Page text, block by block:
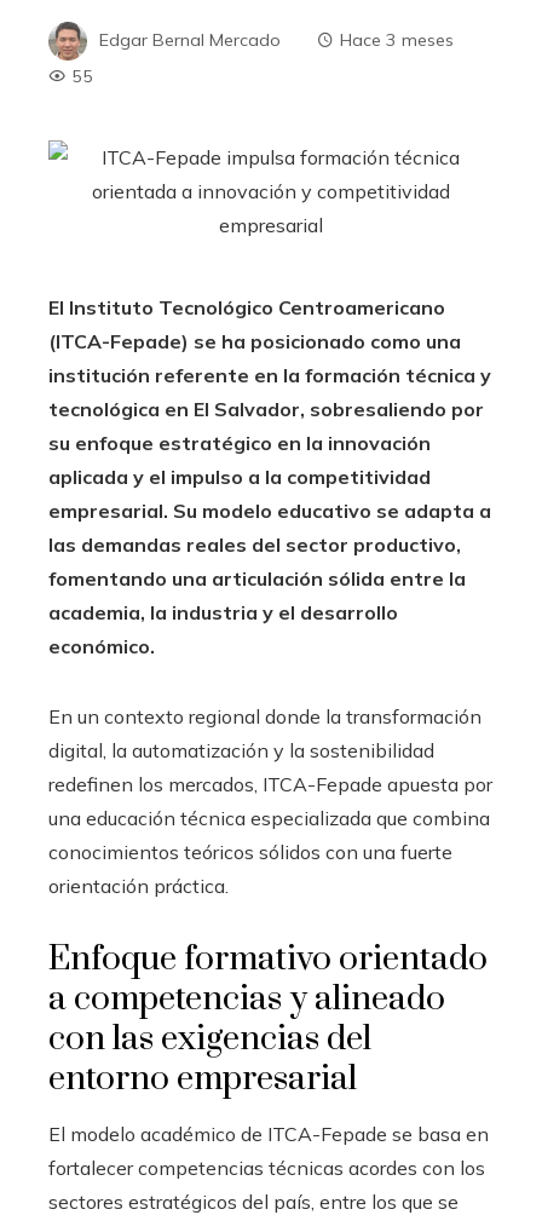
Edgar Bernal Mercado
Hace 3 meses
55
El Instituto Tecnológico Centroamericano
(ITCA-Fepade) se ha posicionado como una
institución referente en la formación técnica y
tecnológica en El Salvador, sobresaliendo por
su enfoque estratégico en la innovación
aplicada y el impulso a la competitividad
empresarial. Su modelo educativo se adapta a
las demandas reales del sector productivo,
fomentando una articulación sólida entre la
academia, la industria y el desarrollo
económico.
En un contexto regional donde la transformación
digital, la automatización y la sostenibilidad
redefinen los mercados, ITCA-Fepade apuesta por
una educación técnica especializada que combina
conocimientos teóricos sólidos con una fuerte
orientación práctica.
Enfoque formativo orientado
a competencias y alineado
con las exigencias del
entorno empresarial
El modelo académico de ITCA-Fepade se basa en
fortalecer competencias técnicas acordes con los
sectores estratégicos del país, entre los que se